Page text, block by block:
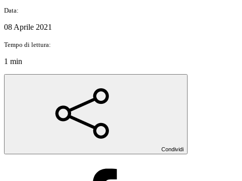
Data:
08 Aprile 2021
Tempo di lettura:
1 min
Condividi